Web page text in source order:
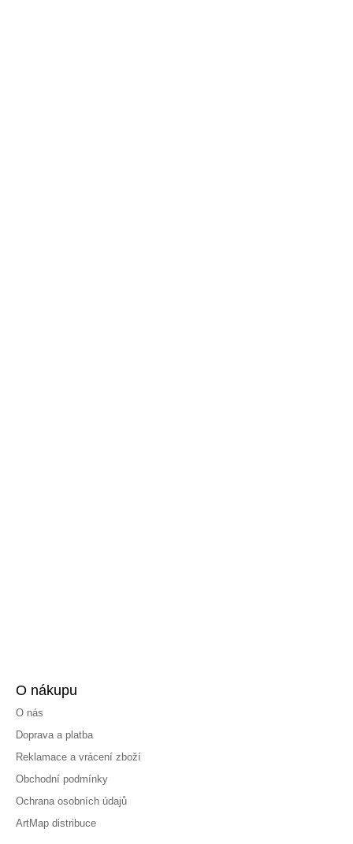
O nákupu
O nás
Doprava a platba
Reklamace a vrácení zboží
Obchodní podmínky
Ochrana osobních údajů
ArtMap distribuce